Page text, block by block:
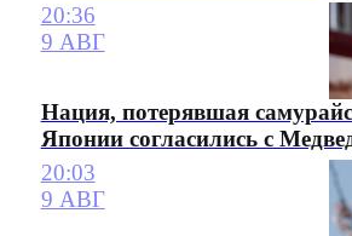
20:36
9 АВГ
Нация, потерявшая
Японии согласились с
20:03
9 АВГ